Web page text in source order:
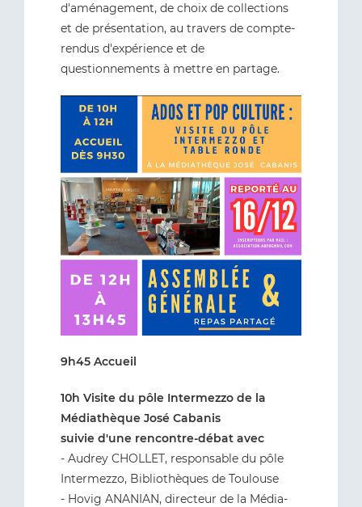
d'aménagement, de choix de collections
et de présentation, au travers de compte-
rendus d'expérience et de
questionnements à mettre en partage.
9h45 Accueil
10h Visite du pôle Intermezzo de la
Médiathèque José Cabanis
suivie d'une rencontre-débat avec
- Audrey CHOLLET, responsable du pôle
Intermezzo, Bibliothèques de Toulouse
- Hovig ANANIAN, directeur de la Média-